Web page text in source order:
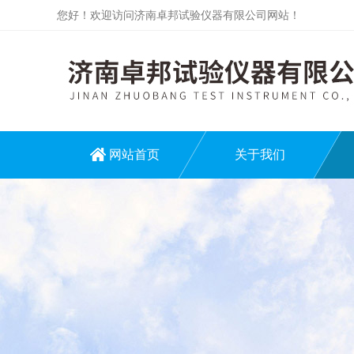
您好！欢迎访问济南卓邦试验仪器有限公司网站！
网站首页 关于我们